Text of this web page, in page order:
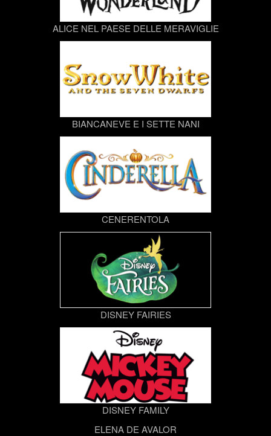
ALICE NEL PAESE DELLE MERAVIGLIE
BIANCANEVE E I SETTE NANI
CENERENTOLA
DISNEY FAIRIES
DISNEY FAMILY
ELENA DE AVALOR